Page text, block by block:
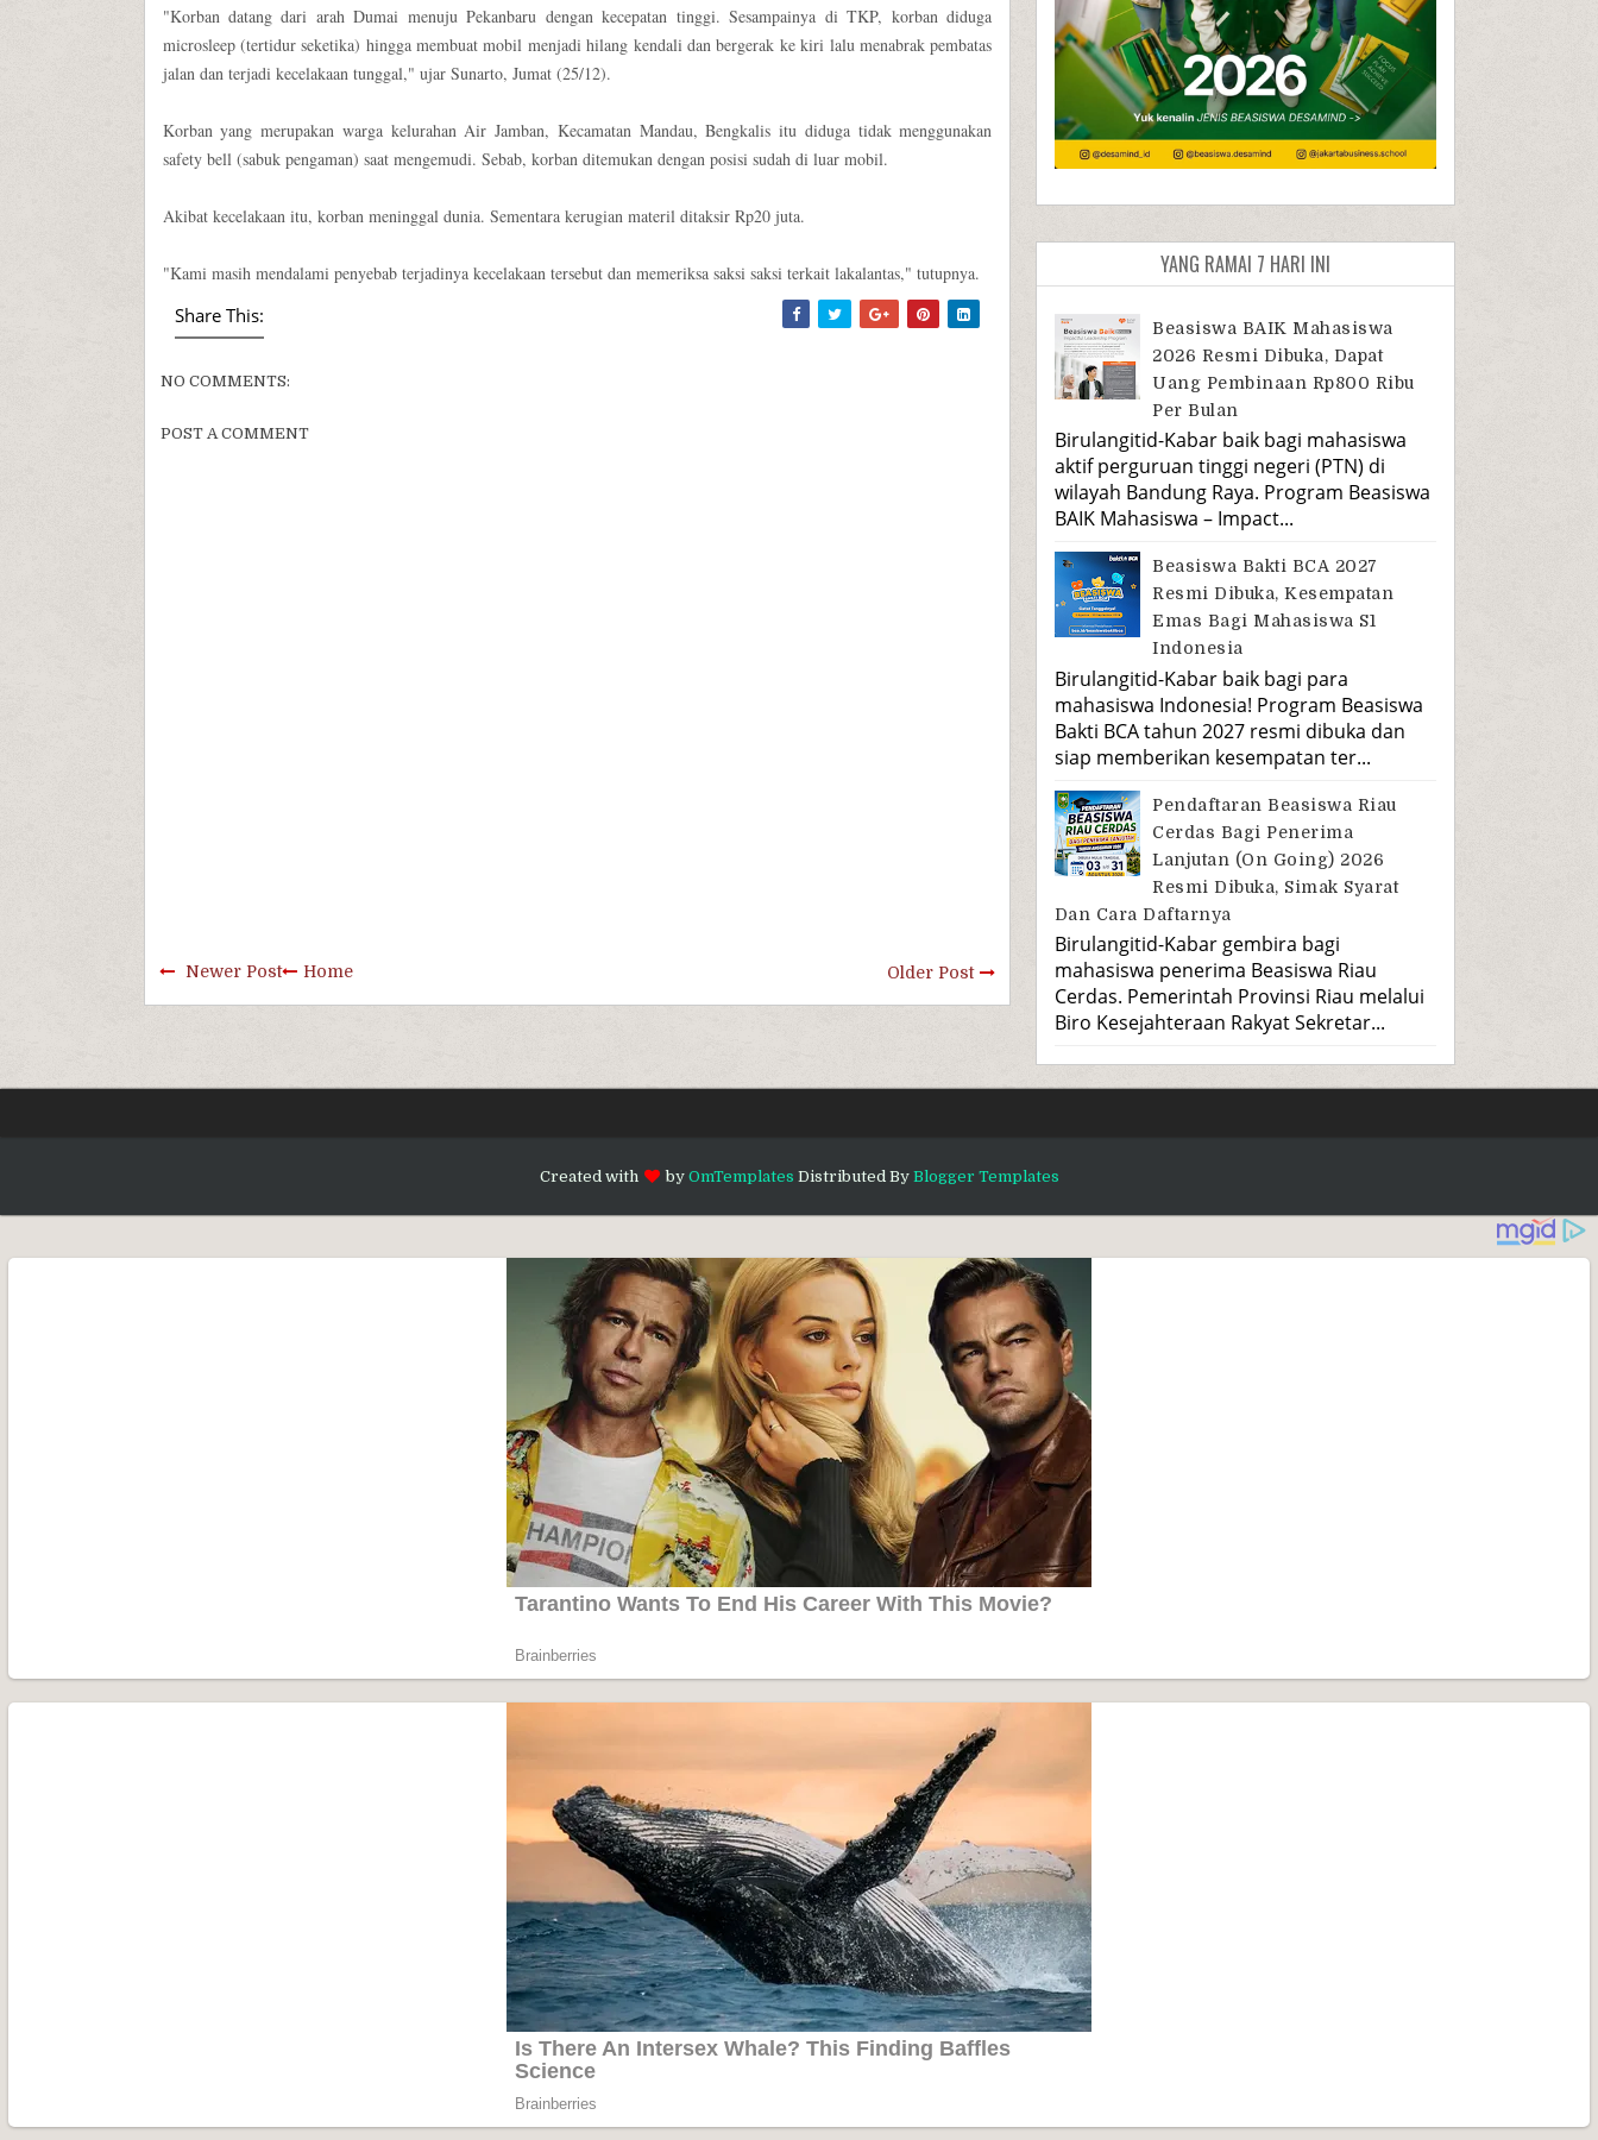
"Korban datang dari arah Dumai menuju Pekanbaru dengan kecepatan tinggi. Sesampainya di TKP, korban diduga
microsleep (tertidur seketika) hingga membuat mobil menjadi hilang kendali dan bergerak ke kiri lalu menabrak pembatas
jalan dan terjadi kecelakaan tunggal," ujar Sunarto, Jumat (25/12).
Korban yang merupakan warga kelurahan Air Jamban, Kecamatan Mandau, Bengkalis itu diduga tidak menggunakan
safety bell (sabuk pengaman) saat mengemudi. Sebab, korban ditemukan dengan posisi sudah di luar mobil.
Akibat kecelakaan itu, korban meninggal dunia. Sementara kerugian materil ditaksir Rp20 juta.
"Kami masih mendalami penyebab terjadinya kecelakaan tersebut dan memeriksa saksi saksi terkait lakalantas," tutupnya.
Share This:
NO COMMENTS:
POST A COMMENT
Newer Post Older Post
Home
YANG RAMAI 7 HARI INI
Beasiswa BAIK Mahasiswa
2026 Resmi Dibuka, Dapat
Uang Pembinaan Rp800 Ribu
Per Bulan
Birulangitid-Kabar baik bagi mahasiswa
aktif perguruan tinggi negeri (PTN) di
wilayah Bandung Raya. Program Beasiswa
BAIK Mahasiswa – Impact...
Beasiswa Bakti BCA 2027
Resmi Dibuka, Kesempatan
Emas Bagi Mahasiswa S1
Indonesia
Birulangitid-Kabar baik bagi para
mahasiswa Indonesia! Program Beasiswa
Bakti BCA tahun 2027 resmi dibuka dan
siap memberikan kesempatan ter...
Pendaftaran Beasiswa Riau
Cerdas Bagi Penerima
Lanjutan (On Going) 2026
Resmi Dibuka, Simak Syarat
Dan Cara Daftarnya
Birulangitid-Kabar gembira bagi
mahasiswa penerima Beasiswa Riau
Cerdas. Pemerintah Provinsi Riau melalui
Biro Kesejahteraan Rakyat Sekretar...
Created with by OmTemplates Distributed By Blogger Templates